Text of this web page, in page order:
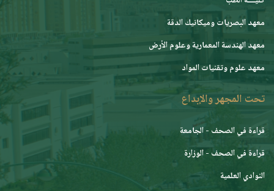
معهد البصريات وميكانيك الدقة
معهد الهندسة المعمارية وعلوم الأرض
معهد علوم وتقنيات المواد
تحت المجهر والإبداع
قراءة في الصحف - الجامعة
قراءة في الصحف - الوزارة
النوادي العلمية